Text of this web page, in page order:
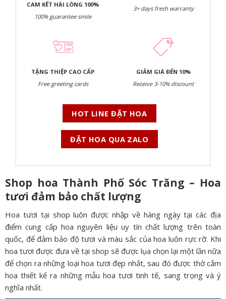
CAM KẾT HÀI LÒNG 100%
100% guarantee smile
3+ days fresh warranty
TẶNG THIỆP CAO CẤP
Free greeting cards
GIẢM GIÁ ĐẾN 10%
Receive 3-10% discount
HOT LINE ĐẶT HOA
ĐẶT HOA QUA ZALO
Shop hoa Thành Phố Sóc Trăng – Hoa
tươi đảm bảo chất lượng
Hoa tươi tại shop luôn được nhập về hàng ngày tại các địa
điểm cung cấp hoa nguyên liệu uy tín chất lượng trên toàn
quốc, để đảm bảo độ tươi và màu sắc của hoa luôn rực rỡ. Khi
hoa tươi được đưa về tại shop sẽ được lụa chọn lại một lần nữa
để chọn ra những loại hoa tươi đẹp nhất, sau đó được thờ cắm
hoa thiết kế ra những mẫu hoa tươi tinh tế, sang trọng và ý
nghĩa nhất.